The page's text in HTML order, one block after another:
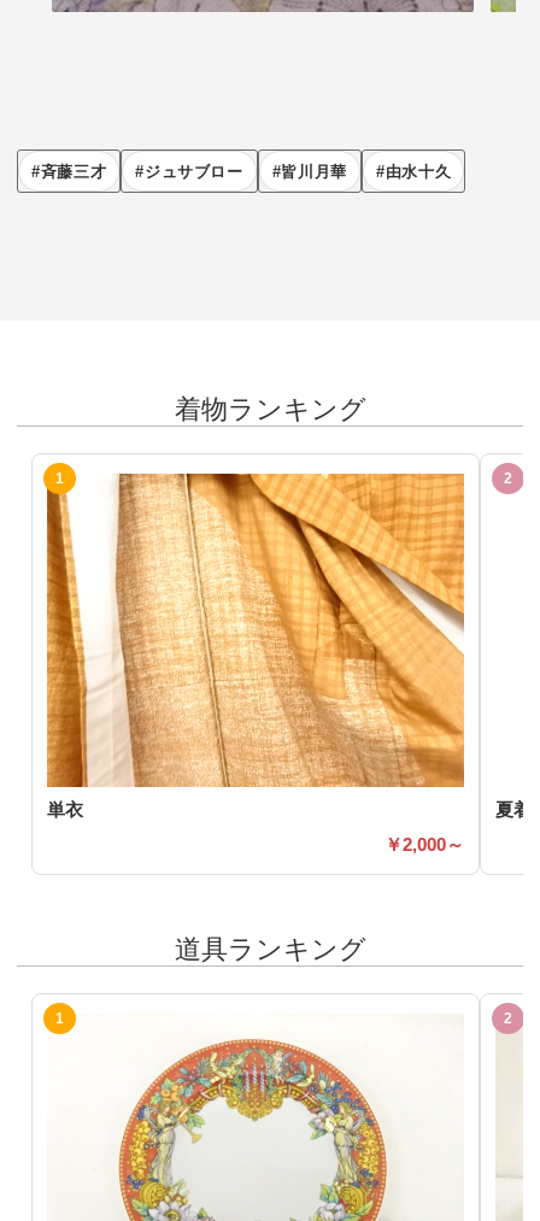
斉藤三才 ジュサブロー 皆川月華 由水十久
着物ランキング
単衣
2,000～
夏着
道具ランキング